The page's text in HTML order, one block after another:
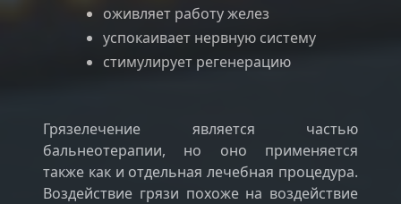
оживляет работу желез
успокаивает нервную систему
стимулирует регенерацию
Грязелечение является частью
бальнеотерапии, но оно применяется
также как и отдельная лечебная процедура.
Воздействие грязи похоже на воздействие